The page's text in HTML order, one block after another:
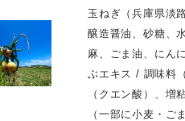
玉ねぎ（兵庫県淡
醸造醤油、砂糖、
麻、ごま油、にん
ぶエキス / 調味料
（クエン酸）、増
（一部に小麦・ご